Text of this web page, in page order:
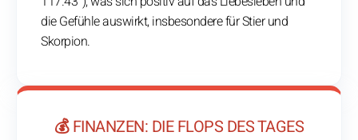
die Gefühle auswirkt, insbesondere für Stier und
Skorpion.
💰 FINANZEN: DIE FLOPS DES TAGES